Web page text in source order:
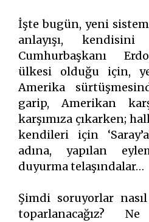
İşte bugün, yeni
anlayışı,
Cumhurbaşkanı
ülkesi olduğu için,
Amerika
garip, Amerikan
karşımıza çıkarken;
kendileri için
adına, yapılan
duyurma telaşındalar…
Şimdi soruyorlar
toparlanacağız?